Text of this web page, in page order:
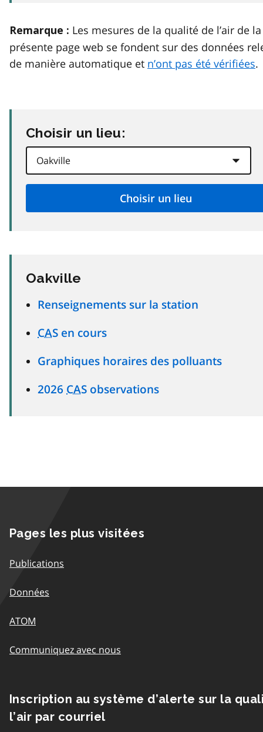
Remarque : Les mesures de la qualité de l’air de la
présente page web se fondent sur des données
de manière automatique et n’ont pas été vérifiées.
Choisir un lieu:
Oakville
Renseignements sur la station
CAS en cours
Graphiques horaires des polluants
2026 CAS observations
Pages les plus visitées
Publications
Données
ATOM
Communiquez avec nous
Inscription au système d’alerte sur la
l’air par courriel